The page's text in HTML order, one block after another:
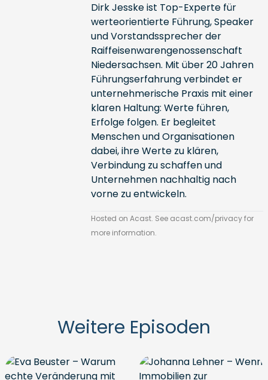
Dirk Jesske ist Top-Experte für
werteorientierte Führung, Speaker
und Vorstandssprecher der
Raiffeisenwarengenossenschaft
Niedersachsen. Mit über 20 Jahren
Führungserfahrung verbindet er
unternehmerische Praxis mit einer
klaren Haltung: Werte führen,
Erfolge folgen. Er begleitet
Menschen und Organisationen
dabei, ihre Werte zu klären,
Verbindung zu schaffen und
Unternehmen nachhaltig nach
vorne zu entwickeln.
Hosted on Acast. See acast.com/privacyfor
more information.
Weitere Episoden